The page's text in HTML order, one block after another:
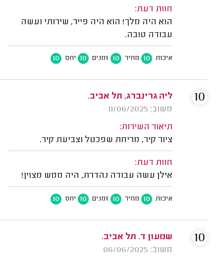
חוות דעת:
הוא היה מלך! הוא היה פייר, שירותי ועשה
עבודה טובה.
איכות 10 מחיר 10 זמנים 10 יחס 10
ליה גרינברג, תל אביב.
משוב: 11/06/2025
תיאור השירות:
ציור קיר, מריחת שפכטל וצביעת קיר.
חוות דעת:
אילן עשה עבודה נהדרת, היה ממש מצוין!
איכות 10 מחיר 10 זמנים 10 יחס 10
10
שמעון ד. תל אביב.
משוב: 06/06/2025
10